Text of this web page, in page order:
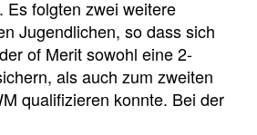
Es folgten zwei weitere
Jugendlichen, so dass sich
of Merit sowohl eine 2-
als auch zum zweiten
qualifizieren konnte. Bei der